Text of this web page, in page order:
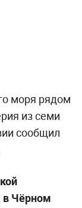
моря рядом
из семи
сообщил
в Чёрном